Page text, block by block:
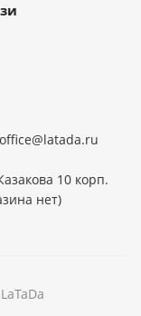
office@latada.ru
10 корп.
нет)